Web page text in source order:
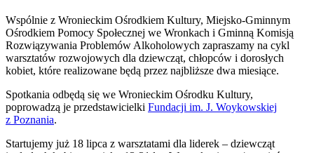
Wspólnie z Wronieckim Ośrodkiem Kultury, Miejsko-Gminnym
Ośrodkiem Pomocy Społecznej we Wronkach i Gminną Komisją
Rozwiązywania Problemów Alkoholowych zapraszamy na cykl
warsztatów rozwojowych dla dziewcząt, chłopców i dorosłych
kobiet, które realizowane będą przez najbliższe dwa miesiące.
Spotkania odbędą się we Wronieckim Ośrodku Kultury,
poprowadzą je przedstawicielki Fundacji im. J. Woykowskiej
z Poznania.
Startujemy już 18 lipca z warsztatami dla liderek – dziewcząt